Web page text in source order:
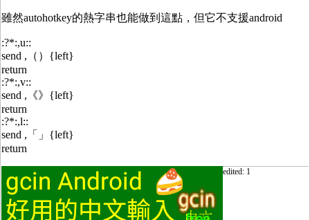
雖然autohotkey的熱字串也能做到這點，但它不支援android
:?*:,u::
send ,（）{left}
return
:?*:,v::
send ,《》{left}
return
:?*:,l::
send ,「」{left}
return
edited: 1